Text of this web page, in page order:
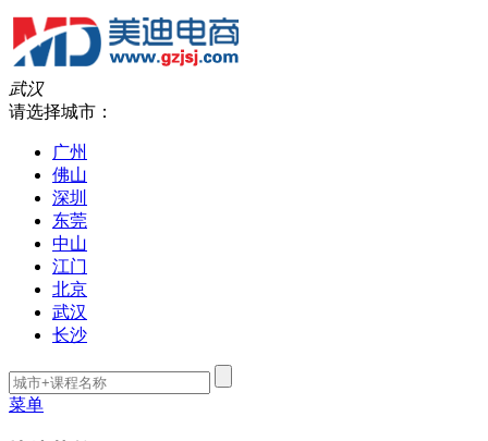
武汉
请选择城市：
广州
佛山
深圳
东莞
中山
江门
北京
武汉
长沙
菜单